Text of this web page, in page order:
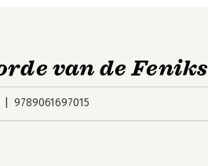
van de Feniks
9789061697015